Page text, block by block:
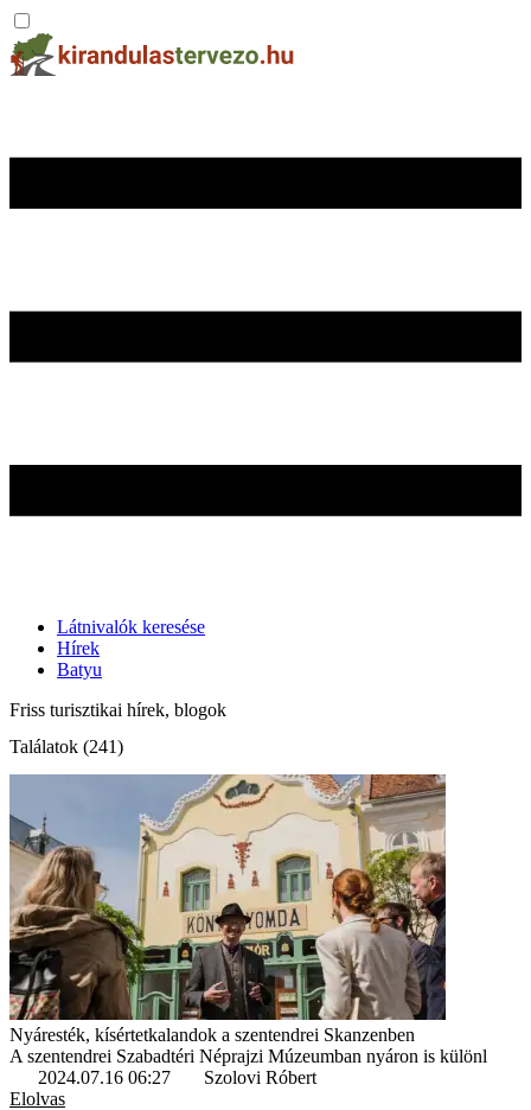
Látnivalók keresése
Hírek
Batyu
Friss turisztikai hírek, blogok
Találatok (241)
Nyáresték, kísértetkalandok a szentendrei Skanzenben
A szentendrei Szabadtéri Néprajzi Múzeumban nyáron is különl
2024.07.16 06:27
Szolovi Róbert
Elolvas